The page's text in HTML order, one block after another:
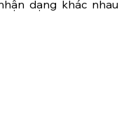
dạng khác nhau